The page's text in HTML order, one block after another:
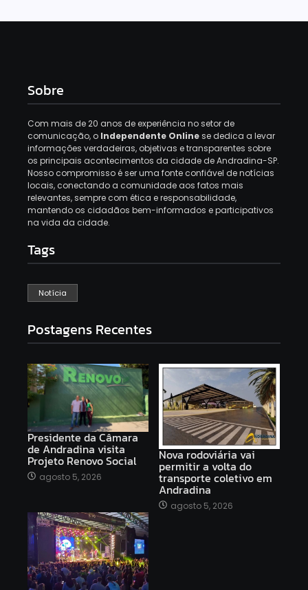
Sobre
Com mais de 20 anos de experiência no setor de
comunicação, o Independente Onlinese dedica a levar
informações verdadeiras, objetivas e transparentes sobre
os principais acontecimentos da cidade de Andradina-SP.
Nosso compromisso é ser uma fonte confiável de notícias
locais, conectando a comunidade aos fatos mais
relevantes, sempre com ética e responsabilidade,
mantendo os cidadãos bem-informados e participativos
na vida da cidade.
Tags
Notícia
Postagens Recentes
Presidente da Câmara
de Andradina visita
Projeto Renovo Social
agosto 5, 2026
Nova rodoviária vai
permitir a volta do
transporte coletivo em
Andradina
agosto 5, 2026